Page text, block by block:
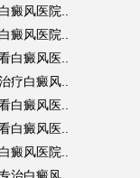
癜风医院..
癜风医院..
白癜风医..
疗白癜风..
白癜风医..
白癜风医..
癜风医院..
治白癜风..